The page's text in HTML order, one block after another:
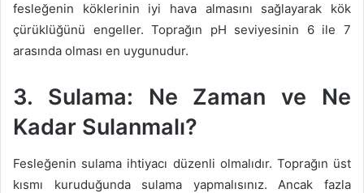
fesleğenin köklerinin iyi hava almasını sağlayarak kök
çürüklüğünü engeller. Toprağın pH seviyesinin 6 ile 7
arasında olması en uygunudur.
3. Sulama: Ne Zaman ve Ne
Kadar Sulanmalı?
Fesleğenin sulama ihtiyacı düzenli olmalıdır. Toprağın üst
kısmı kuruduğunda sulama yapmalısınız. Ancak fazla